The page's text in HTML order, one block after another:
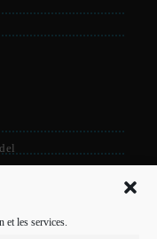
et les services.